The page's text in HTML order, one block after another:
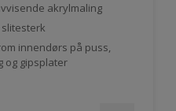
akrylmaling
innendørs på puss,
og gipsplater